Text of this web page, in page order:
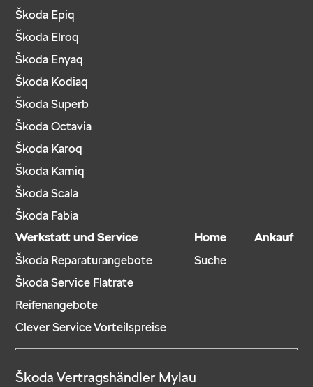
Škoda Epiq
Škoda Elroq
Škoda Enyaq
Škoda Kodiaq
Škoda Superb
Škoda Octavia
Škoda Karoq
Škoda Kamiq
Škoda Scala
Škoda Fabia
Werkstatt und Service
Škoda Reparaturangebote
Škoda Service Flatrate
Reifenangebote
Clever Service Vorteilspreise
Home
Suche
Ankauf
Škoda Vertragshändler Mylau